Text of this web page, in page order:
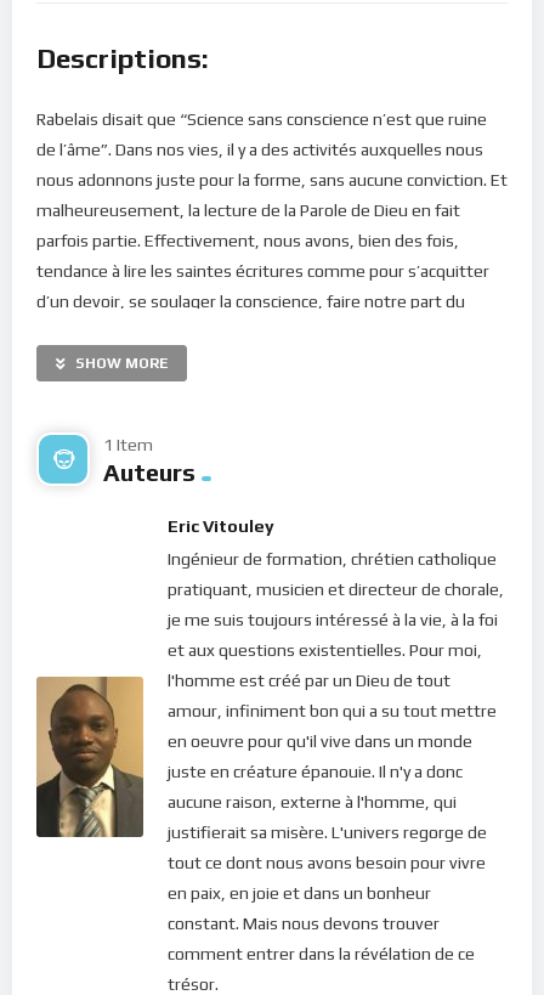
Descriptions:
Rabelais disait que “Science sans conscience n’est que ruine
de l’âme”. Dans nos vies, il y a des activités auxquelles nous
nous adonnons juste pour la forme, sans aucune conviction. Et
malheureusement, la lecture de la Parole de Dieu en fait
parfois partie. Effectivement, nous avons, bien des fois,
tendance à lire les saintes écritures comme pour s’acquitter
d’un devoir, se soulager la conscience, faire notre part du
tout comme si la Parole de Dieu était une science… Mais
qui me rendent témoignage, et vous ne voulez pas venir à
moi pour avoir la vie !” (Jn 5, 39-40). La Parole de Dieu est
savons-nous toujours pourquoi ? Avons-nous conscience des
implications qu’une approche érudiste des saintes écritures
dans notre vie de chercheurs de Dieu ?
Ce podcast vous éclaire sur la bonne approche pour une vie
épanouie en Dieu.
Pour vous abonner directement aux publications, veuillez
cliquer ici : [newsletter_button id=2 label=”S’abonner”
design=”twitter”]
SHOW MORE
1 Item
Auteurs
Eric Vitouley
Ingénieur de formation, chrétien catholique
pratiquant, musicien et directeur de chorale,
je me suis toujours intéressé à la vie, à la foi
et aux questions existentielles. Pour moi,
l'homme est créé par un Dieu de tout
amour, infiniment bon qui a su tout mettre
en oeuvre pour qu'il vive dans un monde
juste en créature épanouie. Il n'y a donc
aucune raison, externe à l'homme, qui
justifierait sa misère. L'univers regorge de
tout ce dont nous avons besoin pour vivre
en paix, en joie et dans un bonheur
constant. Mais nous devons trouver
comment entrer dans la révélation de ce
trésor.